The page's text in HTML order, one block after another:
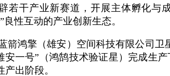
若干产业新赛道，开展主体孵化与
良性互动的产业创新生态。
箭鸿擎（雄安）空间科技有限公司
一号”（鸿鹄技术验证星）完成生
出阶段。